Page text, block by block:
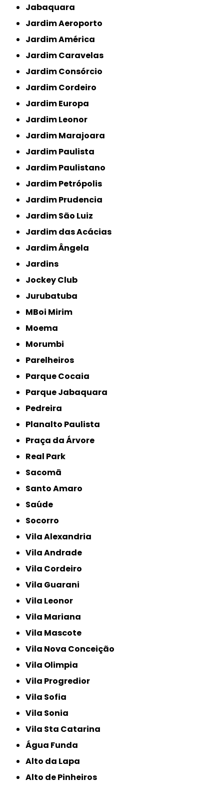
Jabaquara
Jardim Aeroporto
Jardim América
Jardim Caravelas
Jardim Consórcio
Jardim Cordeiro
Jardim Europa
Jardim Leonor
Jardim Marajoara
Jardim Paulista
Jardim Paulistano
Jardim Petrópolis
Jardim Prudencia
Jardim São Luiz
Jardim das Acácias
Jardim Ângela
Jardins
Jockey Club
Jurubatuba
MBoi Mirim
Moema
Morumbi
Parelheiros
Parque Cocaia
Parque Jabaquara
Pedreira
Planalto Paulista
Praça da Árvore
Real Park
Sacomã
Santo Amaro
Saúde
Socorro
Vila Alexandria
Vila Andrade
Vila Cordeiro
Vila Guarani
Vila Leonor
Vila Mariana
Vila Mascote
Vila Nova Conceição
Vila Olimpia
Vila Progredior
Vila Sofia
Vila Sonia
Vila Sta Catarina
Água Funda
Alto da Lapa
Alto de Pinheiros